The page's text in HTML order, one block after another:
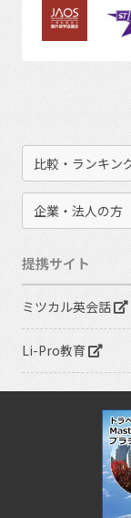
比較・ランキン
企業・法人の方
提携サイト
ミツカル英会話
Li-Pro教育